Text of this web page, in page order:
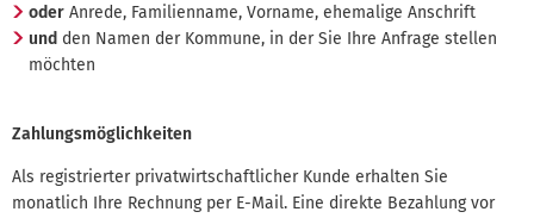
oderAnrede, Familienname, Vorname, ehemalige Anschrift
und den Namen der Kommune, in der Sie Ihre Anfrage stellen
möchten
Zahlungsmöglichkeiten
Als registrierter privatwirtschaftlicher Kunde erhalten Sie
monatlich Ihre Rechnung per E-Mail. Eine direkte Bezahlung vor